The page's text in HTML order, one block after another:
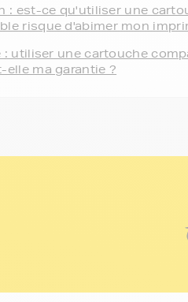
: est-ce qu'utiliser une
risque d'abimer mon
: utiliser une cartouche
elle ma garantie ?